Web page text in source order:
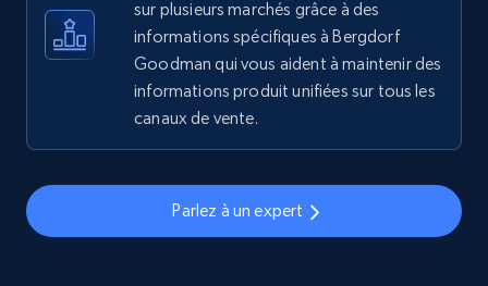
URL, Product id, Title, Seller name, Seller rating,
Seller reviews, Breadcrumbs, Root category, and
more.
359+
eBay - Collect products from shops on eBay
sur plusieurs marchés grâce à des
informations spécifiques à Bergdorf
Goodman qui vous aident à maintenir des
informations produit unifiées sur tous les
canaux de vente.
Parlez à un expert